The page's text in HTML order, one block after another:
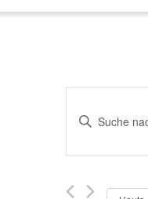
Suche
und
Bitte
Suche